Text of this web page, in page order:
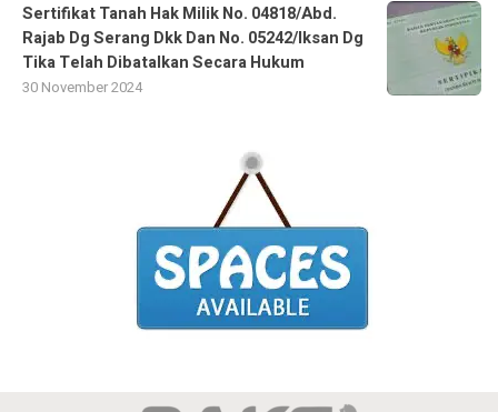
Sertifikat Tanah Hak Milik No. 04818/Abd.
Rajab Dg Serang Dkk Dan No. 05242/Iksan Dg
Tika Telah Dibatalkan Secara Hukum
30 November 2024